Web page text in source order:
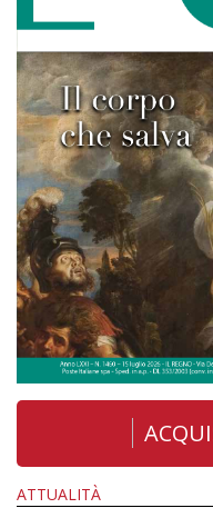
ATTUALITÀ